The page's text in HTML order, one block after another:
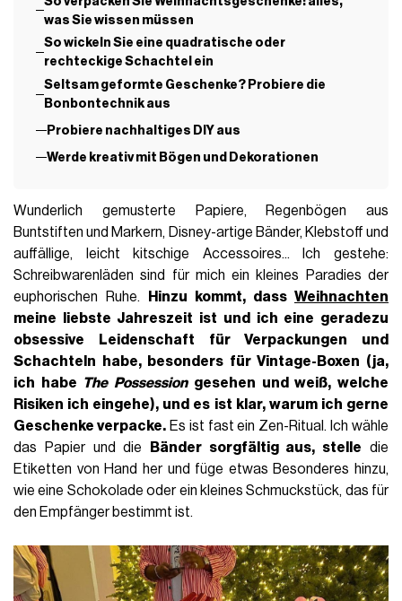
was Sie wissen müssen
So wickeln Sie eine quadratische oder
rechteckige Schachtel ein
Seltsam geformte Geschenke? Probiere die
Bonbontechnik aus
Probiere nachhaltiges DIY aus
Werde kreativ mit Bögen und Dekorationen
Wunderlich gemusterte Papiere, Regenbögen aus
Buntstiften und Markern, Disney-artige Bänder, Klebstoff und
auffällige, leicht kitschige Accessoires... Ich gestehe:
Schreibwarenläden sind für mich ein kleines Paradies der
euphorischen Ruhe.
Hinzu kommt, dass Weihnachten
meine liebste Jahreszeit ist und ich eine geradezu
obsessive Leidenschaft für Verpackungen und
Schachteln habe, besonders für Vintage-Boxen (ja,
ich habe The Possessiongesehen und weiß, welche
Risiken ich eingehe), und es ist klar, warum ich gerne
Geschenke verpacke.Es ist fast ein Zen-Ritual. Ich wähle
das Papier und die
Bänder sorgfältig aus, stelle die
Etiketten von Hand her und füge etwas Besonderes hinzu,
wie eine Schokolade oder ein kleines Schmuckstück, das für
den Empfänger bestimmt ist.